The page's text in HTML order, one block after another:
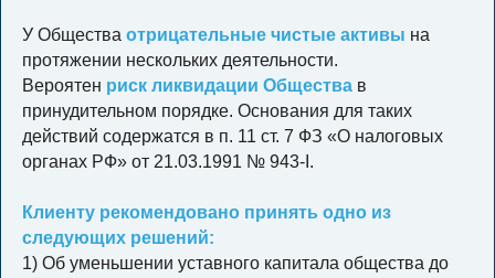
У Общества отрицательные чистые активы на
протяжении нескольких деятельности.
Вероятен риск ликвидации Общества в
принудительном порядке. Основания для таких
действий содержатся в п. 11 ст. 7 ФЗ «О налоговых
органах РФ» от 21.03.1991 № 943-I.
Клиенту рекомендовано принять одно из
следующих решений:
1) Об уменьшении уставного капитала общества до